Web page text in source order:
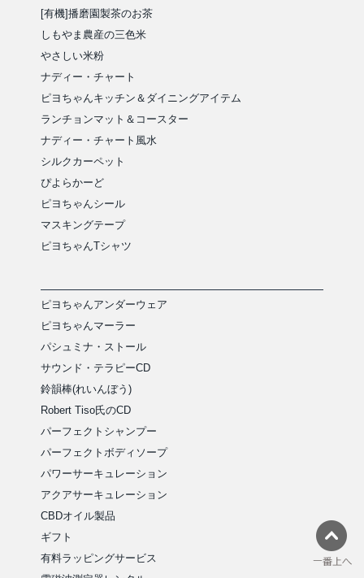
[有機]播磨園製茶のお茶
しもやま農産の三色米
やさしい米粉
ナディー・チャート
ピヨちゃんキッチン＆ダイニングアイテム
ランチョンマット＆コースター
ナディー・チャート風水
シルクカーペット
ぴよらかーど
ピヨちゃんシール
マスキングテープ
ピヨちゃんTシャツ
ピヨちゃんアンダーウェア
ピヨちゃんマーラー
パシュミナ・ストール
サウンド・テラピーCD
鈴韻棒(れいんぼう)
Robert Tiso氏のCD
パーフェクトシャンプー
パーフェクトボディソープ
パワーサーキュレーション
アクアサーキュレーション
CBDオイル製品
ギフト
有料ラッピングサービス